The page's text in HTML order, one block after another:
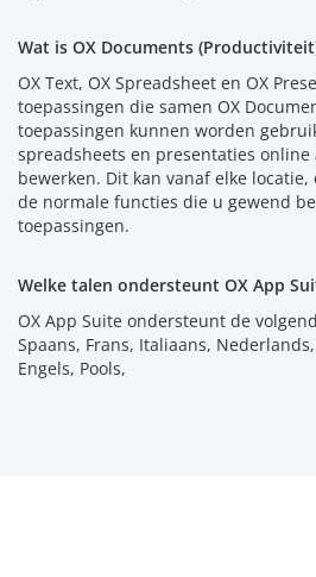
Wat is OX Documents
OX Text, OX Spreadsheet en OX
toepassingen die samen OX
toepassingen kunnen worden
spreadsheets en presentaties online
bewerken. Dit kan vanaf elke
de normale functies die u gewend
toepassingen.
Welke talen ondersteunt OX App
OX App Suite ondersteunt de
Spaans, Frans, Italiaans,
Engels, Pools,